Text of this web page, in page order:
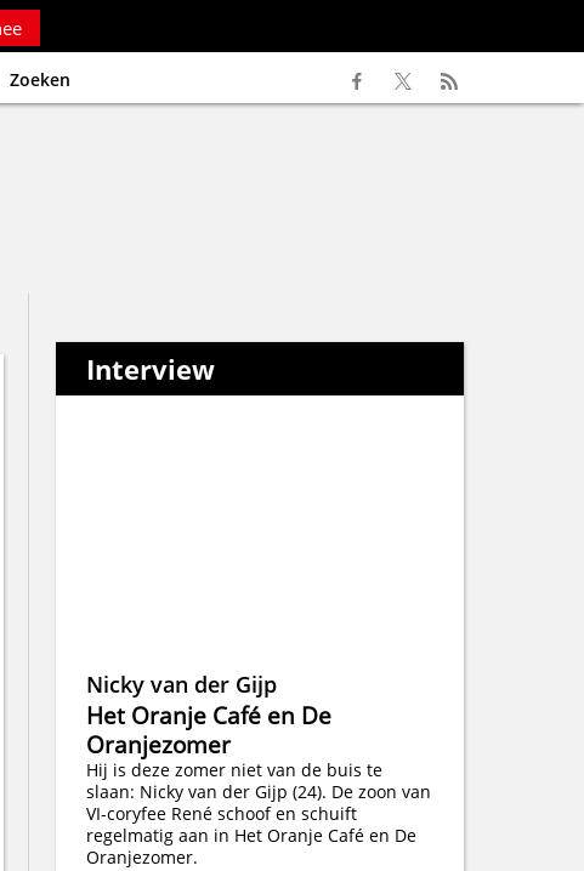
Zoeken
Interview
Nicky van der Gijp
Het Oranje Café en De
Oranjezomer
Hij is deze zomer niet van de buis te
slaan: Nicky van der Gijp (24). De zoon van
VI-coryfee René schoof en schuift
regelmatig aan in Het Oranje Café en De
Oranjezomer.